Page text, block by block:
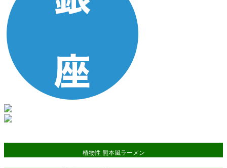
植物性 熊本風ラーメン